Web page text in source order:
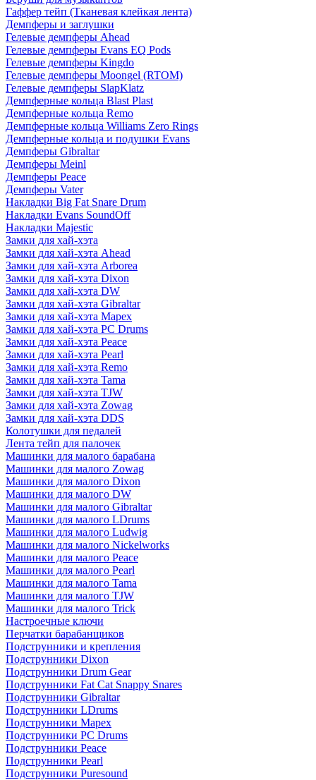
Гаффер тейп (Тканевая клейкая лента)
Демпферы и заглушки
Гелевые демпферы Ahead
Гелевые демпферы Evans EQ Pods
Гелевые демпферы Kingdo
Гелевые демпферы Moongel (RTOM)
Гелевые демпферы SlapKlatz
Демпферные кольца Blast Plast
Демпферные кольца Remo
Демпферные кольца Williams Zero Rings
Демпферные кольца и подушки Evans
Демпферы Gibraltar
Демпферы Meinl
Демпферы Peace
Демпферы Vater
Накладки Big Fat Snare Drum
Накладки Evans SoundOff
Накладки Majestic
Замки для хай-хэта
Замки для хай-хэта Ahead
Замки для хай-хэта Arborea
Замки для хай-хэта Dixon
Замки для хай-хэта DW
Замки для хай-хэта Gibraltar
Замки для хай-хэта Mapex
Замки для хай-хэта PC Drums
Замки для хай-хэта Peace
Замки для хай-хэта Pearl
Замки для хай-хэта Remo
Замки для хай-хэта Tama
Замки для хай-хэта TJW
Замки для хай-хэта Zowag
Замки для хай-хэта DDS
Колотушки для педалей
Лента тейп для палочек
Машинки для малого барабана
Машинки для малого Zowag
Машинки для малого Dixon
Машинки для малого DW
Машинки для малого Gibraltar
Машинки для малого LDrums
Машинки для малого Ludwig
Машинки для малого Nickelworks
Машинки для малого Peace
Машинки для малого Pearl
Машинки для малого Tama
Машинки для малого TJW
Машинки для малого Trick
Настроечные ключи
Перчатки барабанщиков
Подструнники и крепления
Подструнники Dixon
Подструнники Drum Gear
Подструнники Fat Cat Snappy Snares
Подструнники Gibraltar
Подструнники LDrums
Подструнники Mapex
Подструнники PC Drums
Подструнники Peace
Подструнники Pearl
Подструнники Puresound